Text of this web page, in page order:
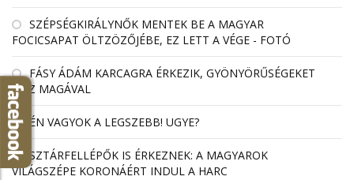
SZÉPSÉGKIRÁLYNŐK MENTEK BE A MAGYAR
FOCICSAPAT ÖLTZÖZŐJÉBE, EZ LETT A VÉGE - FOTÓ
FÁSY ÁDÁM KARCAGRA ÉRKEZIK, GYÖNYÖRŰSÉGEKET
HOZ MAGÁVAL
ÉN VAGYOK A LEGSZEBB! UGYE?
SZTÁRFELLÉPŐK IS ÉRKEZNEK: A MAGYAROK
VILÁGSZÉPE KORONÁÉRT INDUL A HARC